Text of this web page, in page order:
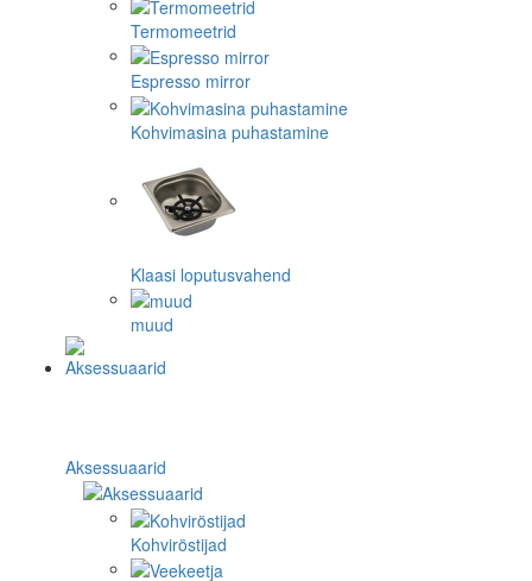
Termomeetrid
Espresso mirror
Kohvimasina puhastamine
Klaasi loputusvahend
muud
Aksessuaarid
Kohviröstijad